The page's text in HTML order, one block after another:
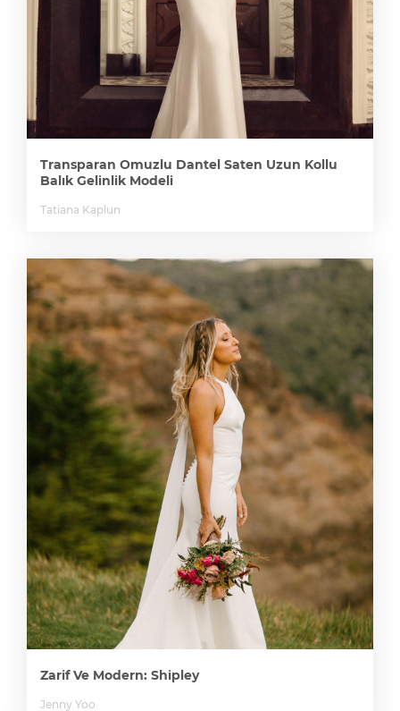
Transparan Omuzlu Dantel Saten Uzun Kollu
Balık Gelinlik Modeli
Tatiana Kaplun
Zarif Ve Modern: Shipley
Jenny Yoo